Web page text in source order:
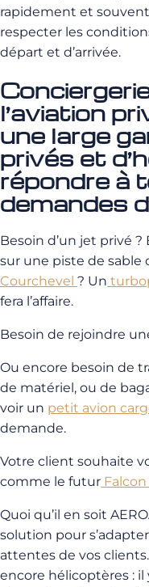
rapidement et
respecter les
départ et d’arrivée.
l’aviation
une large
privés et
répondre à
demandes
Besoin d’un jet privé
sur une piste de sable
Courchevel ? Un
fera l’affaire.
Besoin de rejoindre
Ou encore besoin de
de matériel, ou de
voir un petit avion
demande.
Votre client souhaite
comme le futur Falcon
Quoi qu’il en soit
solution pour
attentes de vos
encore hélicoptères :